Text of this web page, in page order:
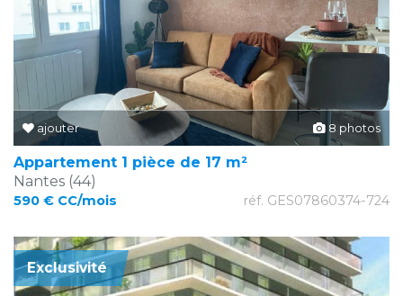
8 photos
ajouter
Appartement 1 pièce de 17 m²
Nantes (44)
590 € CC/mois réf. GES07860374-724
Exclusivité